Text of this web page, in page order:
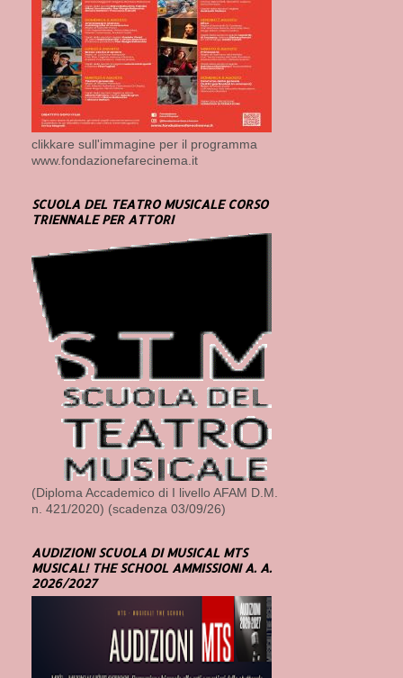
clikkare sull'immagine per il programma
www.fondazionefarecinema.it
SCUOLA DEL TEATRO MUSICALE CORSO
TRIENNALE PER ATTORI
(Diploma Accademico di I livello AFAM D.M.
n. 421/2020) (scadenza 03/09/26)
AUDIZIONI SCUOLA DI MUSICAL MTS
MUSICAL! THE SCHOOL AMMISSIONI A. A.
2026/2027